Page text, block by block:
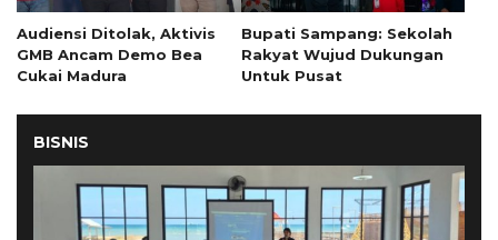
Audiensi Ditolak, Aktivis
GMB Ancam Demo Bea
Cukai Madura
Bupati Sampang: Sekolah
Rakyat Wujud Dukungan
Untuk Pusat
BISNIS